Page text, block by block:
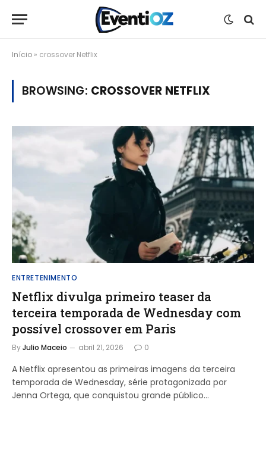
Início » crossover Netflix
BROWSING: CROSSOVER NETFLIX
ENTRETENIMENTO
Netflix divulga primeiro teaser da
terceira temporada de Wednesday com
possível crossover em Paris
ByJulio Maceio abril 21, 2026 0
A Netflix apresentou as primeiras imagens da terceira
temporada de Wednesday, série protagonizada por
Jenna Ortega, que conquistou grande público…